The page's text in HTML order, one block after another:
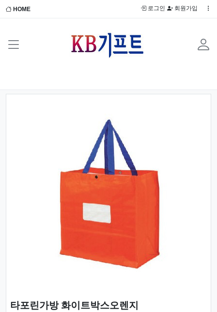
HOME 로그인 회원가입
타포린가방 화이트박스오렌지